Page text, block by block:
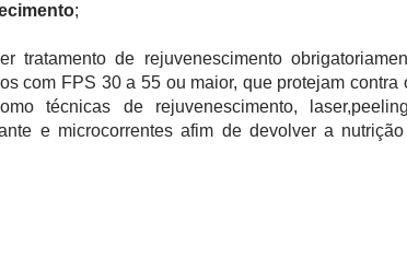
;
de rejuvenescimento
com FPS 30 a 55 ou maior, que protejam contra
técnicas de rejuvenescimento,
e microcorrentes afim de devolver a